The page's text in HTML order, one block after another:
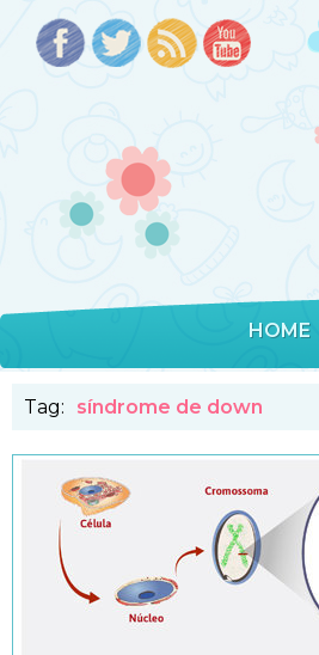
HOME
Tag: síndrome de down